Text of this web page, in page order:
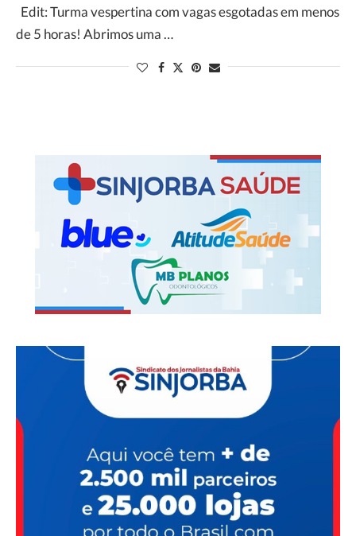
Edit: Turma vespertina com vagas esgotadas em menos
de 5 horas! Abrimos uma …